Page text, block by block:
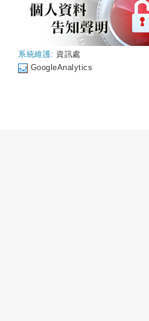
系統維護: 資訊處
GoogleAnalytics